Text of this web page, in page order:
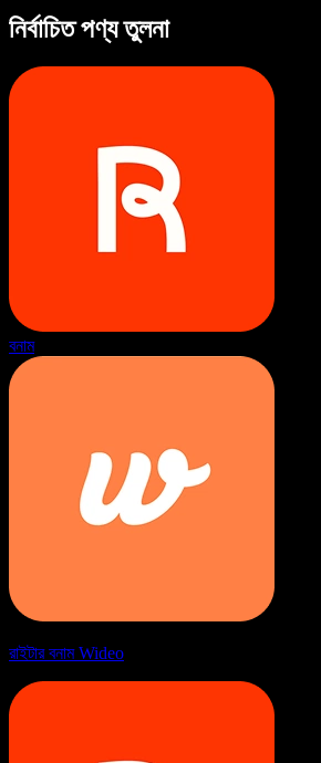
নির্বাচিত পণ্য তুলনা
বনাম
রাইটার বনাম Wideo